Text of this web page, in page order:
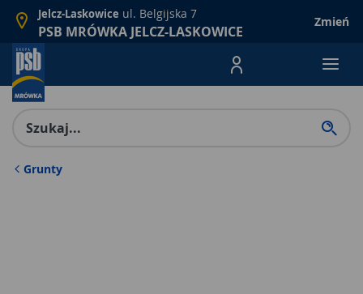
Jelcz-Laskowice ul. Belgijska 7
PSB MRÓWKA JELCZ-LASKOWICE
Zmień
Menu Produktów,
Grunty